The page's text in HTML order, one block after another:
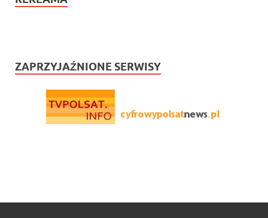
ZAPRZYJAŹNIONE SERWISY